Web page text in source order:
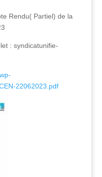
Rendu( Partiel) de la
: syndicatunifie-
22062023.pdf